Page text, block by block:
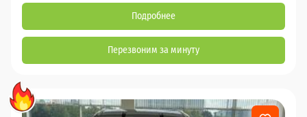
Подробнее
Перезвоним за минуту